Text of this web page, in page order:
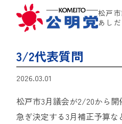
松戸
あし
3/2代表質問
2026.03.01
松戸市3月議会が2/20から開
急ぎ決定する3月補正予算な